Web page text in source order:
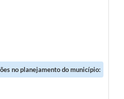
no planejamento do município: